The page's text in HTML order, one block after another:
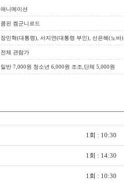
애니메이션
콤핀 켐군니르드
장민혁(대통령), 서지연(대통령 부인), 선은혜(노바)
전체 관람가
일반 7,000원 청소년 6,000원 조조,단체 5,000원
1회 : 10:30
1회 : 14:30
1회 : 10:30